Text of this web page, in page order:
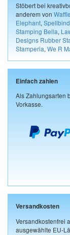
Stöbert bei
anderem von
Elephant,
Stamping Bella,
Designs Rubber
Stamperia, We R
Einfach zahlen
Als Zahlungsarten
Vorkasse.
Versandkosten
Versandkostenfrei
ausgewählte EU-